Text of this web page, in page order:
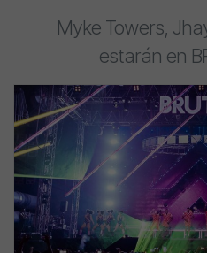
Myke Towers,
estarán en